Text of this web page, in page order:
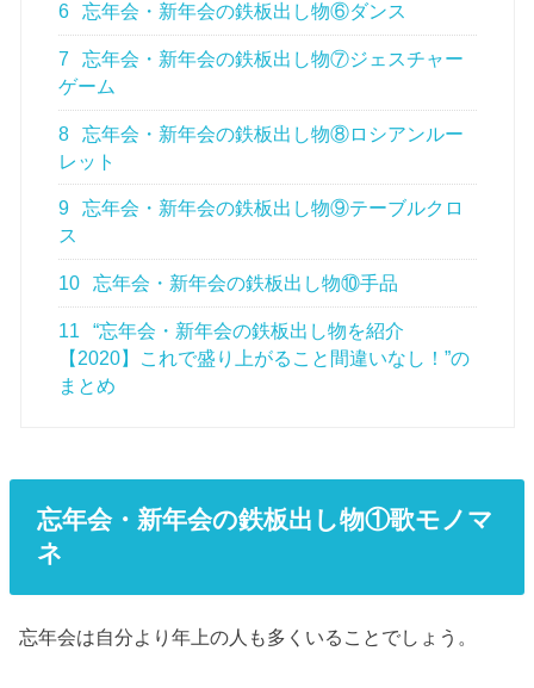
6 忘年会・新年会の鉄板出し物⑥ダンス
7
忘年会・新年会の鉄板出し物⑦ジェスチャー
ゲーム
8
忘年会・新年会の鉄板出し物⑧ロシアンルー
レット
9
忘年会・新年会の鉄板出し物⑨テーブルクロ
ス
10 忘年会・新年会の鉄板出し物⑩手品
11
“忘年会・新年会の鉄板出し物を紹介
【2020】これで盛り上がること間違いなし！”の
まとめ
忘年会・新年会の鉄板出し物①歌モノマ
ネ
忘年会は自分より年上の人も多くいることでしょう。